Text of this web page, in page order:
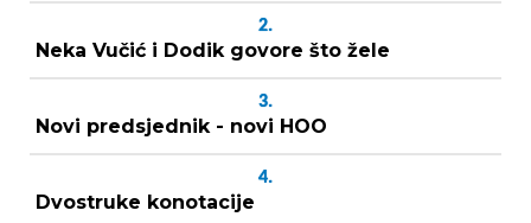
2.
Neka Vučić i Dodik govore što žele
3.
Novi predsjednik - novi HOO
4.
Dvostruke konotacije